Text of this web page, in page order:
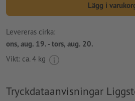
Lägg i
Levereras cirka:
ons, aug. 19. - tors, aug. 20.
Vikt: ca. 4 kg
Tryckdataanvisningar